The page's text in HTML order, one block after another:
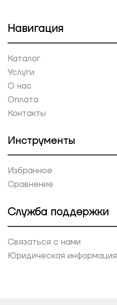
Навигация
Каталог
Услуги
О нас
Оплата
Контакты
Инструменты
Избранное
Сравнение
Служба поддержки
Связаться с нами
Юридическая информация